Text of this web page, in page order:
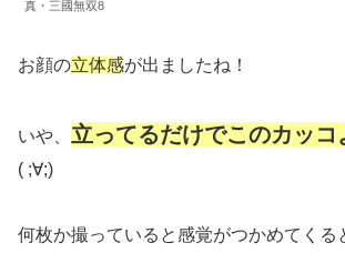
真・三國無双8
お顔の立体感が出ましたね！
いや、 立ってるだけでこのカッコ
( ;∀;)
何枚か撮っていると感覚がつかめてくる